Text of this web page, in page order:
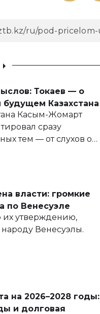
Токаев — о
будущем Казахстана
Касым-Жомарт
сразу
тем — от слухов о
личного здоровья.
власти: громкие
по Венесуэле
утверждению,
Венесуэлы.
на 2026–2028 годы:
и долговая